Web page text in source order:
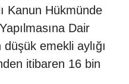
Kanun Hükmünde
Dair
emekli aylığı
itibaren 16 bin